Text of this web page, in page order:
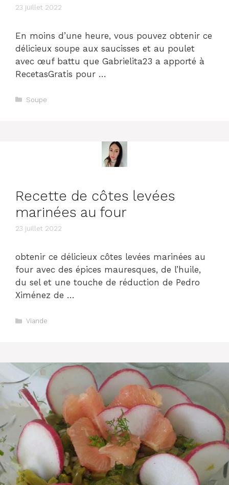
23 juillet 2022
En moins d’une heure, vous pouvez obtenir ce
délicieux soupe aux saucisses et au poulet
avec œuf battu que Gabrielita23 a apporté à
RecetasGratis pour …
Catégories
Soupe
Recette de côtes levées
marinées au four
23 juillet 2022
obtenir ce délicieux côtes levées marinées au
four avec des épices mauresques, de l’huile,
du sel et une touche de réduction de Pedro
Ximénez de …
Catégories
Viande